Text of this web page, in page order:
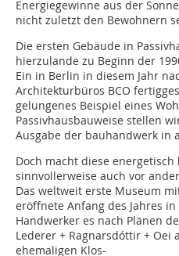
Energiegewinne aus der
nicht zuletzt den Bewohnern
Die ersten Gebäude in
hierzulande zu Beginn der
Ein in Berlin in diesem Jahr
Architekturbüros BCO
gelungenes Beispiel eines
Passivhausbauweise stellen
Ausgabe der bauhandwerk in
Doch macht diese
sinnvollerweise auch vor
Das weltweit erste Museum
eröffnete Anfang des Jahres
Handwerker es nach Plänen
Lederer + Ragnarsdóttir + Oei
ehemaligen Klos-